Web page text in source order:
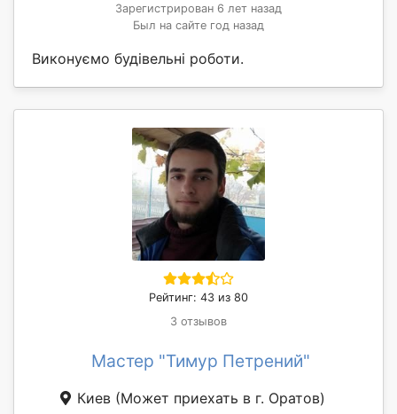
Зарегистрирован 6 лет назад
Был на сайте год назад
Виконуємо будівельні роботи.
Рейтинг: 43 из 80
3 отзывов
Мастер "Тимур Петрений"
Киев (Может приехать в г. Оратов)